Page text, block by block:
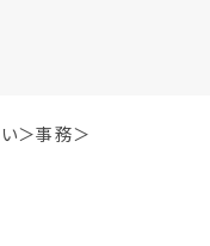
事務